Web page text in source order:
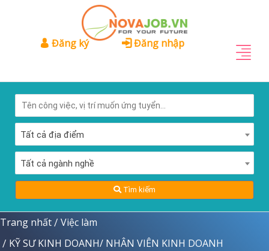
Đăng ký Đăng nhập
Tất cả địa điểm
Tất cả ngành nghề
Tìm kiếm
Trang nhất / Việc làm
/ KỸ SƯ KINH DOANH/ NHÂN VIÊN KINH DOANH